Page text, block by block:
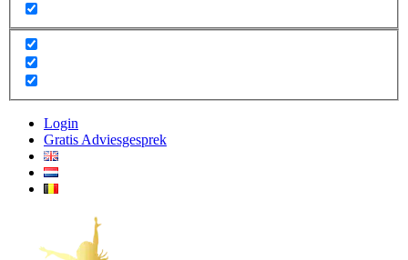
Login
Gratis Adviesgesprek